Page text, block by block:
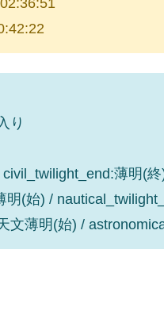
り
薄明(終
明(始) /
文薄明(始) /